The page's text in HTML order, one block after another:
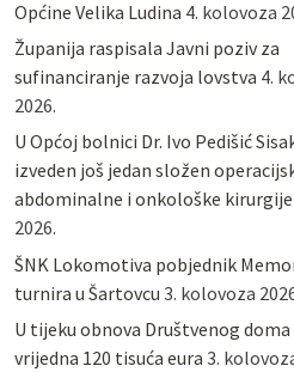
Općine Velika Ludina 4. kolovoza
Županija raspisala Javni poziv za
sufinanciranje razvoja lovstva 4.
2026.
U Općoj bolnici Dr. Ivo Pedišić
izveden još jedan složen
abdominalne i onkološke kirurgije
2026.
ŠNK Lokomotiva pobjednik
turnira u Šartovcu 3. kolovoza
U tijeku obnova Društvenog doma
vrijedna 120 tisuća eura 3.